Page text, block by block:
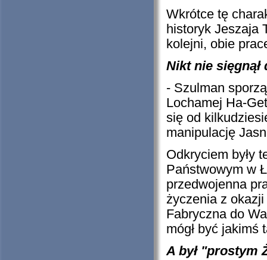
Wkrótce tę
historyk Jeszaja
kolejni, obie
Nikt nie
- Szulman
Lochamej Ha-
się od
manipulację
Odkryciem były
Państwowym w
przedwojenna
życzenia z
Fabryczna do
mógł być jakimś
A był "prostym